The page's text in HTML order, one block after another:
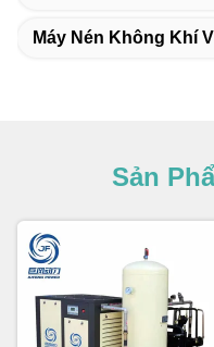
Máy Nén Không Khí
Sản